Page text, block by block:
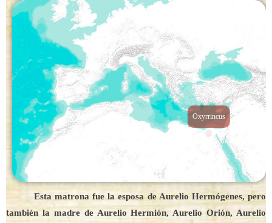
Oxyrrincus
Esta matrona fue la esposa de Aurelio Hermógenes, pero
también la madre de Aurelio Hermión, Aurelio Orión, Aurelio